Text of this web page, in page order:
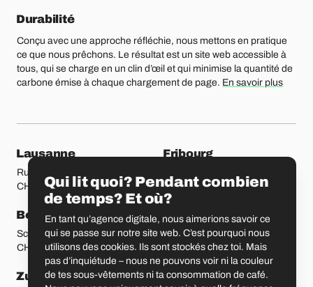
Durabilité
Conçu avec une approche réfléchie, nous mettons en pratique
ce que nous prêchons. Le résultat est un site web accessible à
tous, qui se charge en un clin d’œil et qui minimise la quantité de
carbone émise à chaque chargement de page. En savoir plus
Nos bureaux
Lausanne
Rue Etraz 4
CH-1003 Lausanne
Fribourg
CH-1700 Fribourg
Berne
Schmiedenplatz 5
CH-3011 Berne
Bâle
Sattelgasse 4
CH-4051 Bâle
Zurich Saint-Gall
Qui lit quoi? Pendant combien
de temps? Et où?
En tant qu’agence digitale, nous aimerions savoir ce
qui se passe sur notre site web. C’est pourquoi nous
utilisons des cookies. Ils sont stockés chez toi. Mais
pas d’inquiétude – nous ne pouvons voir ni la couleur
de tes sous-vêtements ni ta consommation de café.